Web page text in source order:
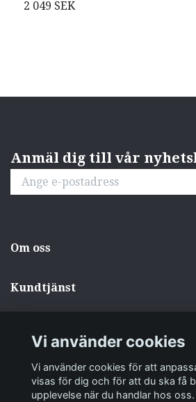
2 049 SEK
Anmäl dig till vår
Om oss
Kundtjänst
Sociala medier
Vi använder cookies
Vi använder cookies för att
visas för dig och för att du ska få
upplevelse när du handlar hos oss.